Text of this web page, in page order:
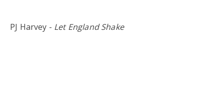
PJ Harvey - Let England Shake